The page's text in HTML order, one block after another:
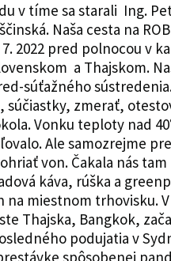
v tíme sa starali Ing.
Naša cesta na
2022 pred polnocou v
a Thajskom.
súťažného
súčiastky, zmerať,
Vonku teploty nad
Ale samozrejme
von. Čakala nás tam
káva, rúška a
na miestnom trhovisku.
Thajska, Bangkok,
podujatia v